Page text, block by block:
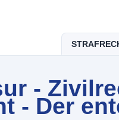
-
- Der